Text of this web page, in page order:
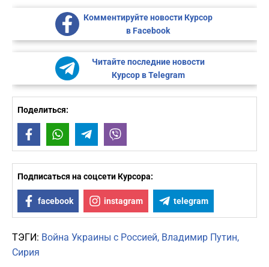
Комментируйте новости Курсор
в Facebook
Читайте последние новости
Курсор в Telegram
Поделиться:
FacebookWhatsAppTelegram
Подписаться на соцсети Курсора:
facebook instagram telegram
ТЭГИ: Война Украины с Россией Владимир Путин
Сирия